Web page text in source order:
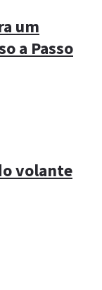
um
a Passo
volante